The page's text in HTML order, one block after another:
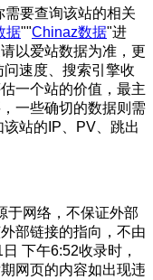
要查询该站的相关
据""Chinaz数据"进
以爱站数据为准，更
速度、搜索引擎收
一个站的价值，最主
一些确切的数据则需
站的IP、PV、跳出
于网络，不保证外部
部链接的指向，不由
下午6:52收录时，
网页的内容如出现违